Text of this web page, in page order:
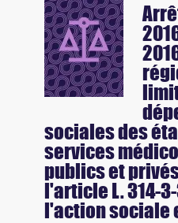
sociales des
services
publics et
l'article L. 314-
l'action sociale